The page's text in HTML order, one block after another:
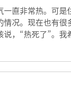
一直非常热。可是
情况。现在也有很
说，“热死了”。我